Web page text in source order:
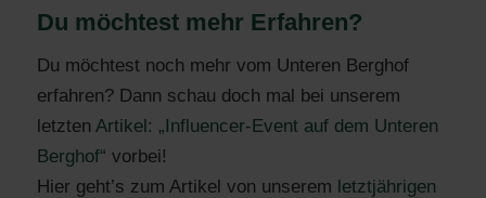
Du möchtest mehr Erfahren?
Du möchtest noch mehr vom Unteren Berghof
erfahren? Dann schau doch mal bei unserem
letzten Artikel: „Influencer-Event auf dem Unteren
Berghof“ vorbei!
Hier geht’s zum Artikel von unserem letztjährigen